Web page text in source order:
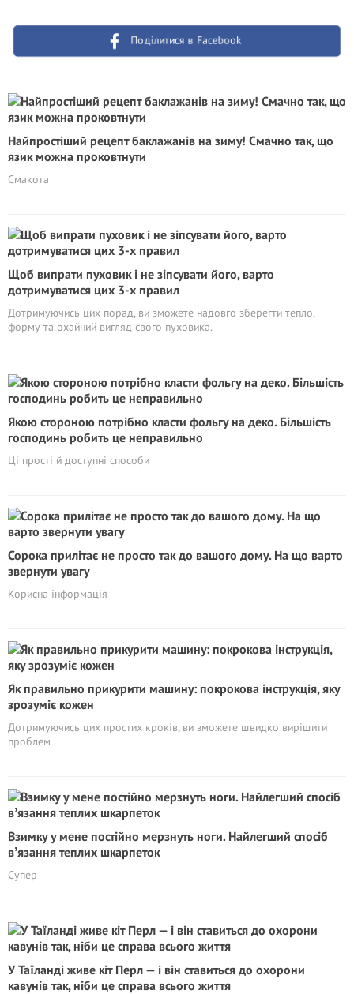
Поділитися в Facebook
Найпростіший рецепт баклажанів на зиму! Смачно так, що
язик можна проковтнути
Смакота
Щоб випрати пуховик і не зіпсувати його, варто
дотримуватися цих 3-х правил
Дотримуючись цих порад, ви зможете надовго зберегти тепло,
форму та охайний вигляд свого пуховика.
Якою стороною потрібно класти фольгу на деко. Більшість
господинь робить це неправильно
Ці прості й доступні способи
Сорока прилітає не просто так до вашого дому. На що варто
звернути увагу
Корисна інформація
Як правильно прикурити машину: покрокова інструкція, яку
зрозуміє кожен
Дотримуючись цих простих кроків, ви зможете швидко вирішити
проблем
Взимку у мене постійно мерзнуть ноги. Найлегший спосіб
вʼязання теплих шкарпеток
Супер
У Таїланді живе кіт Перл — і він ставиться до охорони
кавунів так, ніби це справа всього життя